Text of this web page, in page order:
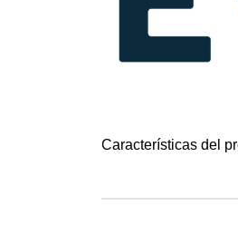
Características del